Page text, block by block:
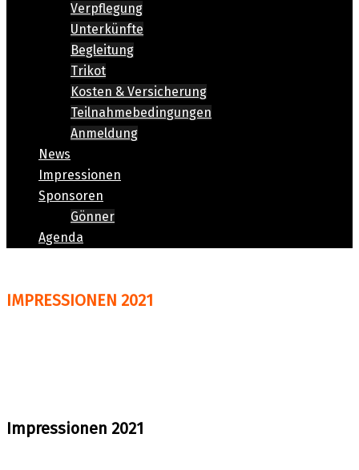
Verpflegung
Unterkünfte
Begleitung
Trikot
Kosten & Versicherung
Teilnahmebedingungen
Anmeldung
News
Impressionen
Sponsoren
Gönner
Agenda
IMPRESSIONEN 2021
Impressionen 2021